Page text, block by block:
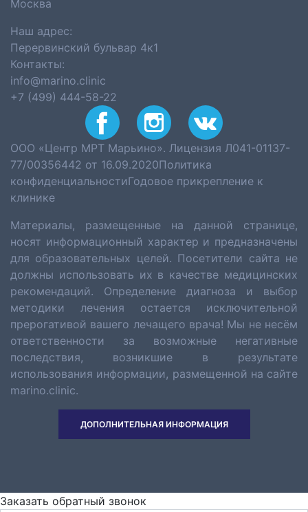
Наш адрес:
Перервинский бульвар 4к1
Контакты:
info@marino.clinic
+7 (499) 444-58-22
ООО «Центр МРТ Марьино». Лицензия Л041-01137-
77/00356442 от 16.09.2020Политика
конфиденциальностиГодовое прикрепление к
клинике
Материалы, размещенные на данной странице,
носят информационный характер и предназначены
для образовательных целей. Посетители сайта не
должны использовать их в качестве медицинских
рекомендаций. Определение диагноза и выбор
методики лечения остается исключительной
прерогативой вашего лечащего врача! Мы не несём
ответственности за возможные негативные
последствия, возникшие в результате
использования информации, размещенной на сайте
marino.clinic.
ДОПОЛНИТЕЛЬНАЯ ИНФОРМАЦИЯ
Заказать обратный звонок